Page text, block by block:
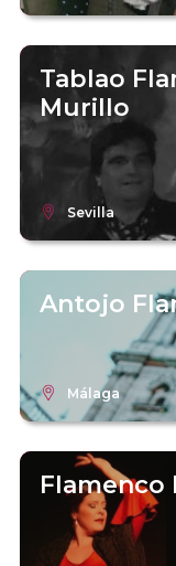
Tablao
Murillo
Sevilla
Antojo
Málaga
Flamenco